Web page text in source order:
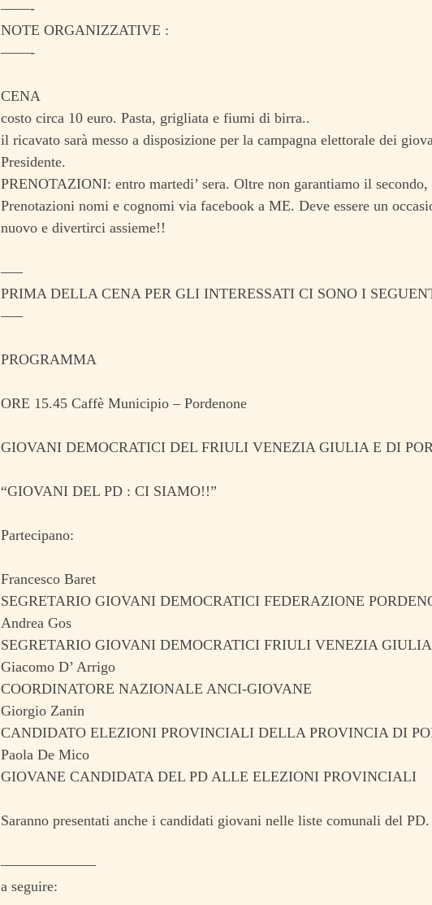
——-
NOTE ORGANIZZATIVE :
——-
CENA
costo circa 10 euro. Pasta, grigliata e fiumi di birra..
il ricavato sarà messo a disposizione per la campagna elettorale dei
Presidente.
PRENOTAZIONI: entro martedi’ sera. Oltre non garantiamo il
Prenotazioni nomi e cognomi via facebook a ME. Deve essere un
nuovo e divertirci assieme!!
—–
PRIMA DELLA CENA PER GLI INTERESSATI CI SONO I
—–
PROGRAMMA
ORE 15.45 Caffè Municipio – Pordenone
GIOVANI DEMOCRATICI DEL FRIULI VENEZIA GIULIA E DI
“GIOVANI DEL PD : CI SIAMO!!”
Partecipano:
Francesco Baret
SEGRETARIO GIOVANI DEMOCRATICI FEDERAZIONE
Andrea Gos
SEGRETARIO GIOVANI DEMOCRATICI FRIULI VENEZIA GIULIA
Giacomo D’ Arrigo
COORDINATORE NAZIONALE ANCI-GIOVANE
Giorgio Zanin
CANDIDATO ELEZIONI PROVINCIALI DELLA PROVINCIA DI
Paola De Mico
GIOVANE CANDIDATA DEL PD ALLE ELEZIONI PROVINCIALI
Saranno presentati anche i candidati giovani nelle liste comunali del PD.
——————–
a seguire: